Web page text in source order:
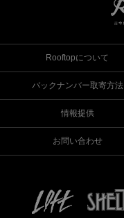
Rooftopについて
バックナンバー取寄方法
情報提供
お問い合わせ